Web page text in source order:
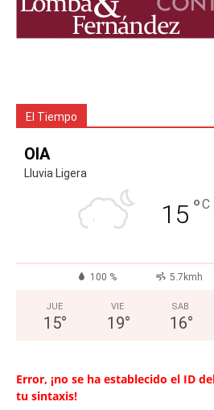
El Tiempo
OIA
Lluvia Ligera
15 °C
100 % 5.7kmh
JUE
15°
VIE
19°
SAB
16°
Error, ¡no se ha establecido el ID
tu sintaxis!